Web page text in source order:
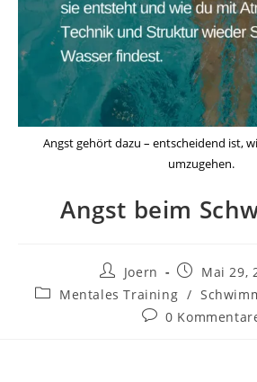
Angst gehört dazu – entscheidend ist,
umzugehen.
Angst beim
Joern
Mai 29,
Mentales Training /
0